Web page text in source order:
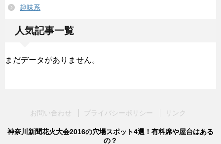
趣味系
人気記事一覧
まだデータがありません。
お問い合わせ プライバシーポリシー リンク
神奈川新聞花火大会2016の穴場スポット4選！有料席や屋台はある
の？